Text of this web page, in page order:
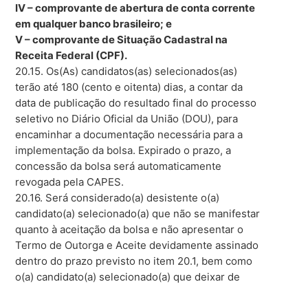
IV – comprovante de abertura de conta corrente
em qualquer banco brasileiro; e
V – comprovante de Situação Cadastral na
Receita Federal (CPF).
20.15. Os(As) candidatos(as) selecionados(as)
terão até 180 (cento e oitenta) dias, a contar da
data de publicação do resultado final do processo
seletivo no Diário Oficial da União (DOU), para
encaminhar a documentação necessária para a
implementação da bolsa. Expirado o prazo, a
concessão da bolsa será automaticamente
revogada pela CAPES.
20.16. Será considerado(a) desistente o(a)
candidato(a) selecionado(a) que não se manifestar
quanto à aceitação da bolsa e não apresentar o
Termo de Outorga e Aceite devidamente assinado
dentro do prazo previsto no item 20.1, bem como
o(a) candidato(a) selecionado(a) que deixar de